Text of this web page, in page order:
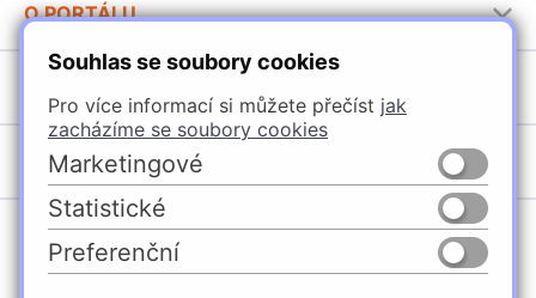
Souhlas se soubory cookies
Pro více informací si můžete přečíst jak
zacházíme se soubory cookies
Marketingové
Statistické
Preferenční
Stavební katalog Häfele
Brožury Häfele
O PORTÁLU
Provozovatel portálu
Jak používat portál
Úchytky
Nábytkové kování
Vybavení kuchyní
Osvětlení a elektro
POBOČKY
Domašín
Vyškov